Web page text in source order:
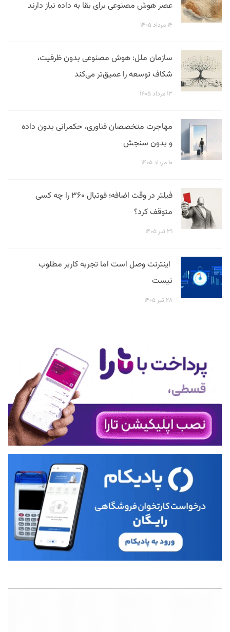
عصر هوش مصنوعی برای بقا به داده نیاز دارند
۱۴ مرداد ۱۴۰۵
سازمان ملل: هوش مصنوعی بدون ظرفیت،
شکاف توسعه را عمیق‌تر می‌کند
۱۳ مرداد ۱۴۰۵
مهاجرت متخصصان فناوری، حکمرانی بدون داده
و بدون سنجش
۱۰ مرداد ۱۴۰۵
فیلتر در وقت اضافه؛ فوتبال ۳۶۰ را چه کسی
متوقف کرد؟
۳۱ تیر ۱۴۰۵
اینترنت وصل است اما تجربه کاربر مطلوب
نیست
۲۸ تیر ۱۴۰۵